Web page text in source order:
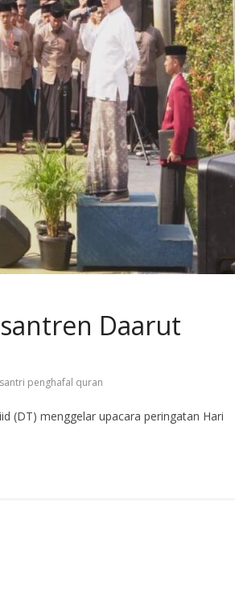
Daarut
santri penghafal quran
(DT) menggelar upacara peringatan Hari